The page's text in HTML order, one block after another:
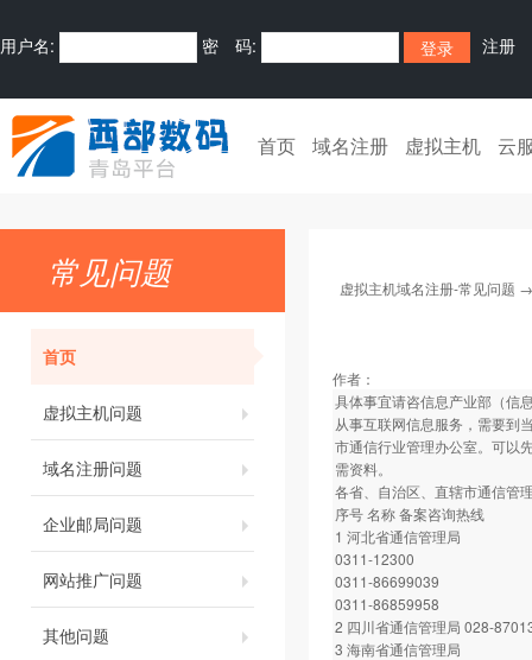
用户名: 密 码: 注册
首页 域名注册 虚拟主机 云
常见问题
首页
虚拟主机问题
域名注册问题
企业邮局问题
网站推广问题
其他问题
虚拟主机域名注册-常见问题
作者：
具体事宜请咨信息产业部（信
从事互联网信息服务，需要到
市通信行业管理办公室。可以
需资料。
各省、自治区、直辖市通信管
序号 名称 备案咨询热线
1 河北省通信管理局
0311-12300
0311-86699039
0311-86859958
2 四川省通信管理局 028-
3 海南省通信管理局